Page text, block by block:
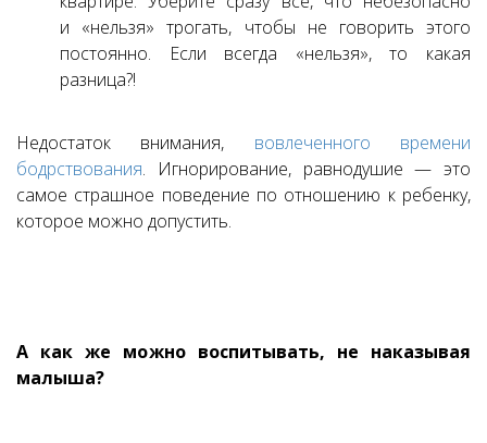
и «нельзя» трогать, чтобы не говорить этого
постоянно. Если всегда «нельзя», то какая
разница?!
Недостаток внимания, вовлеченного времени
бодрствования. Игнорирование, равнодушие — это
самое страшное поведение по отношению к ребенку,
которое можно допустить.
А как же можно воспитывать, не наказывая
малыша?